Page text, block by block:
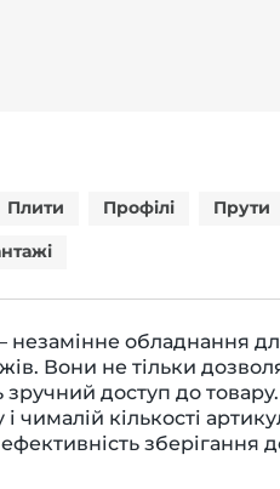
Плити Профілі Прути
незамінне обладнання
Вони не тільки
зручний доступ до
чималій кількості
зберігання